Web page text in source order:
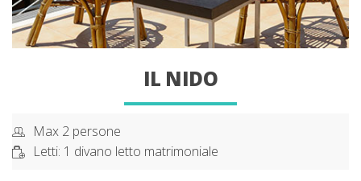
IL NIDO
Max 2 persone
Letti: 1 divano letto matrimoniale